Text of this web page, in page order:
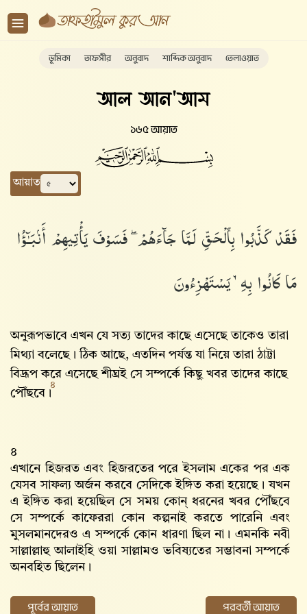
ভূমিকা তাফসীর অনুবাদ শাব্দিক অনুবাদ তেলাওয়াত
আল আন'আম
১৬৫ আয়াত
আয়াত
فَقَدْ كَذَّبُوا۟ بِٱلْحَقِّ لَمَّا جَآءَهُمْ ۖ فَسَوْفَ يَأْتِيهِمْ أَنۢبَـٰٓؤُا۟
مَا كَانُوا۟ بِهِۦ يَسْتَهْزِءُونَ
অনুরূপভাবে এখন যে সত্য তাদের কাছে এসেছে তাকেও তারা
মিথ্যা বলেছে। ঠিক আছে, এতদিন পর্যন্ত যা নিয়ে তারা ঠাট্টা
বিদ্রূপ করে এসেছে শীঘ্রই সে সম্পর্কে কিছু খবর তাদের কাছে
পৌঁছবে।
৪
৪
এখানে হিজরত এবং হিজরতের পরে ইসলাম একের পর এক
যেসব সাফল্য অর্জন করবে সেদিকে ইঙ্গিত করা হয়েছে। যখন
এ ইঙ্গিত করা হয়েছিল সে সময় কোন্ ধরনের খবর পৌঁছবে
সে সম্পর্কে কাফেররা কোন কল্পনাই করতে পারেনি এবং
মুসলমানদেরও এ সম্পর্কে কোন ধারণা ছিল না। এমনকি নবী
সাল্লাল্লাহু আলাইহি ওয়া সাল্লামও ভবিষ্যতের সম্ভাবনা সম্পর্কে
অনবহিত ছিলেন।
পূর্বের আয়াত পরবর্তী আয়াত